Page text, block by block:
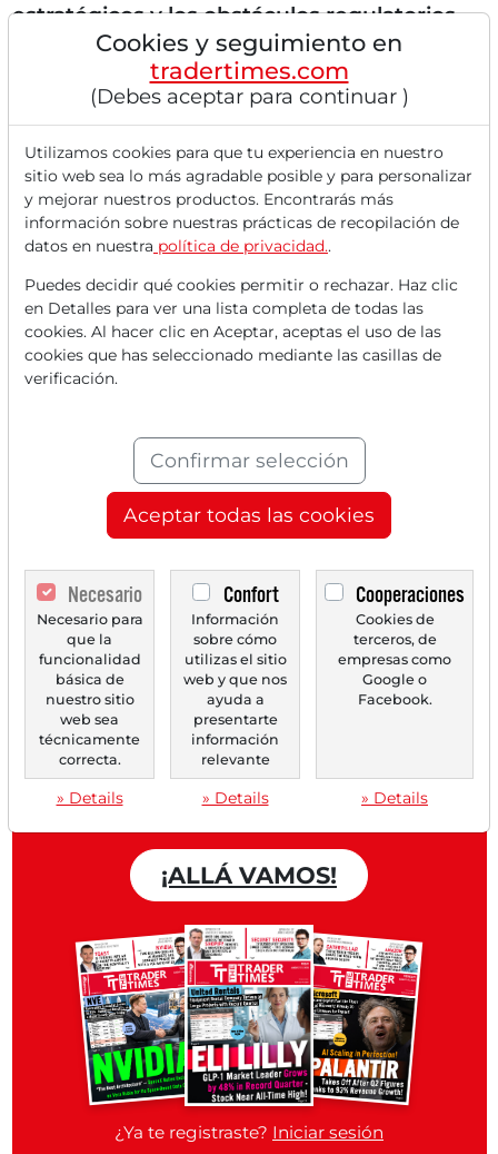
estratégicos y los obstáculos regulatorios
en la reactivación de plantas nucleares. La
energía de base como columna vertebral de
la infraestructura digital...
Lee este artículo ahora con
una cuentaGRATUITA.
Tus beneficios:
Cada mes, puedes leer
gratuita.
Cada mes,2 números de prueba
del periódico Trader de forma
gratuita.
Crea una
lista de seguimiento
personal
con un resumen de las
noticias sobre tu acción.
Trader Times
Cuenta gratuita
¡ALLÁ VAMOS!
¿Ya te registraste? Iniciar sesión
Cookies y seguimiento en
tradertimes.com
(Debes aceptar para continuar )
Utilizamos cookies para que tu experiencia en nuestro
sitio web sea lo más agradable posible y para personalizar
y mejorar nuestros productos. Encontrarás más
información sobre nuestras prácticas de recopilación de
datos en nuestra política de privacidad..
Puedes decidir qué cookies permitir o rechazar. Haz clic
en Detalles para ver una lista completa de todas las
cookies. Al hacer clic en Aceptar, aceptas el uso de las
cookies que has seleccionado mediante las casillas de
verificación.
Confirmar selección
Aceptar todas las cookies
Necesario
Necesario para
que la
funcionalidad
básica de
nuestro sitio
web sea
técnicamente
correcta.
» Details
Confort
Información
sobre cómo
utilizas el sitio
web y que nos
ayuda a
presentarte
información
relevante
» Details
Cooperaciones
Cookies de
terceros, de
empresas como
Google o
Facebook.
» Details